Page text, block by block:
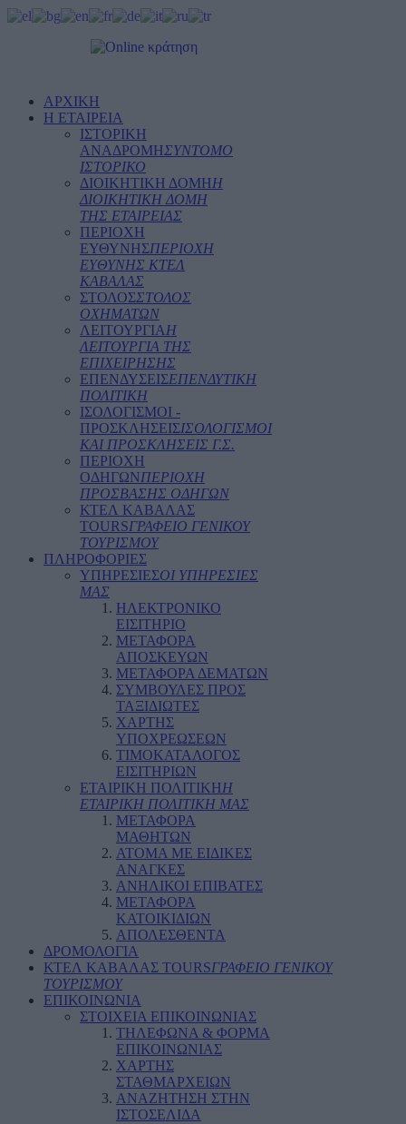
ΑΡΧΙΚΗ
Η ΕΤΑΙΡΕΙΑ
ΙΣΤΟΡΙΚΗ
ΑΝΑΔΡΟΜΗΣΥΝΤΟΜΟ
ΙΣΤΟΡΙΚΟ
ΔΙΟΙΚΗΤΙΚΗ ΔΟΜΗΗ
ΔΙΟΙΚΗΤΙΚΗ ΔΟΜΗ
ΤΗΣ ΕΤΑΙΡΕΙΑΣ
ΠΕΡΙΟΧΗ
ΕΥΘΥΝΗΣΠΕΡΙΟΧΗ
ΕΥΘΥΝΗΣ ΚΤΕΛ
ΚΑΒΑΛΑΣ
ΣΤΟΛΟΣΣΤΟΛΟΣ
ΟΧΗΜΑΤΩΝ
ΛΕΙΤΟΥΡΓΙΑΗ
ΛΕΙΤΟΥΡΓΙΑ ΤΗΣ
ΕΠΙΧΕΙΡΗΣΗΣ
ΕΠΕΝΔΥΣΕΙΣΕΠΕΝΔΥΤΙΚΗ
ΠΟΛΙΤΙΚΗ
ΙΣΟΛΟΓΙΣΜΟΙ -
ΠΡΟΣΚΛΗΣΕΙΣΙΣΟΛΟΓΙΣΜΟΙ
ΚΑΙ ΠΡΟΣΚΛΗΣΕΙΣ Γ.Σ.
ΠΕΡΙΟΧΗ
ΟΔΗΓΩΝΠΕΡΙΟΧΗ
ΠΡΟΣΒΑΣΗΣ ΟΔΗΓΩΝ
ΚΤΕΛ ΚΑΒΑΛΑΣ
TOURSΓΡΑΦΕΙΟ ΓΕΝΙΚΟΥ
ΤΟΥΡΙΣΜΟΥ
ΠΛΗΡΟΦΟΡΙΕΣ
ΥΠΗΡΕΣΙΕΣΟΙ ΥΠΗΡΕΣΙΕΣ
ΜΑΣ
ΗΛΕΚΤΡΟΝΙΚΟ
ΕΙΣΙΤΗΡΙΟ
ΜΕΤΑΦΟΡΑ
ΑΠΟΣΚΕΥΩΝ
ΜΕΤΑΦΟΡΑ ΔΕΜΑΤΩΝ
ΣΥΜΒΟΥΛΕΣ ΠΡΟΣ
ΤΑΞΙΔΙΩΤΕΣ
ΧΑΡΤΗΣ
ΥΠΟΧΡΕΩΣΕΩΝ
ΤΙΜΟΚΑΤΑΛΟΓΟΣ
ΕΙΣΙΤΗΡΙΩΝ
ΕΤΑΙΡΙΚΗ ΠΟΛΙΤΙΚΗΗ
ΕΤΑΙΡΙΚΗ ΠΟΛΙΤΙΚΗ ΜΑΣ
ΜΕΤΑΦΟΡΑ
ΜΑΘΗΤΩΝ
ΑΤΟΜΑ ΜΕ ΕΙΔΙΚΕΣ
ΑΝΑΓΚΕΣ
ΑΝΗΛΙΚΟΙ ΕΠΙΒΑΤΕΣ
ΜΕΤΑΦΟΡΑ
ΚΑΤΟΙΚΙΔΙΩΝ
ΑΠΟΛΕΣΘΕΝΤΑ
ΔΡΟΜΟΛΟΓΙΑ
ΚΤΕΛ ΚΑΒΑΛΑΣ TOURSΓΡΑΦΕΙΟ ΓΕΝΙΚΟΥ
ΤΟΥΡΙΣΜΟΥ
ΕΠΙΚΟΙΝΩΝΙΑ
ΣΤΟΙΧΕΙΑ ΕΠΙΚΟΙΝΩΝΙΑΣ
ΤΗΛΕΦΩΝΑ & ΦΟΡΜΑ
ΕΠΙΚΟΙΝΩΝΙΑΣ
ΧΑΡΤΗΣ
ΣΤΑΘΜΑΡΧΕΙΩΝ
ΑΝΑΖΗΤΗΣΗ ΣΤΗΝ
ΙΣΤΟΣΕΛΙΔΑ